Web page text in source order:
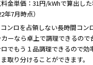
金単価：31円/kWhで算出し
7月時点）
ンロを占領しない長時間コン
ーなら卓上で調理できるので
でもう１品調理できるので効
取り分けることができます。